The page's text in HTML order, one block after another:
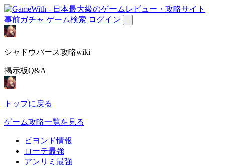
事前ガチャ ゲーム検索 ログイン
シャドウバース攻略wiki
掲示板Q&A
トップに戻る
ゲーム攻略一覧を見る
ビヨンド情報
ローテ最強
アンリミ最強